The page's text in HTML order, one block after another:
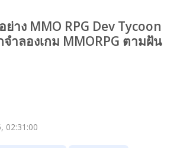
าง MMO RPG Dev Tycoon
จำลองเกม MMORPG ตามฝัน
02:31:00